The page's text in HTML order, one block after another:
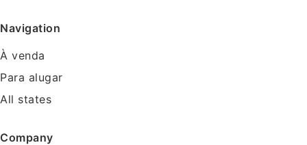
Navigation
À venda
Para alugar
All states
Company